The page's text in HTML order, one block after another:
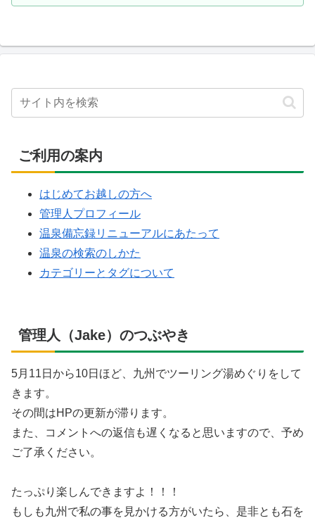
ご利用の案内
はじめてお越しの方へ
管理人プロフィール
温泉備忘録リニューアルにあたって
温泉の検索のしかた
カテゴリーとタグについて
管理人（Jake）のつぶやき
5月11日から10日ほど、九州でツーリング湯めぐりをして
きます。
その間はHPの更新が滞ります。
また、コメントへの返信も遅くなると思いますので、予め
ご了承ください。
たっぷり楽しんできますよ！！！
もしも九州で私の事を見かける方がいたら、是非とも石を